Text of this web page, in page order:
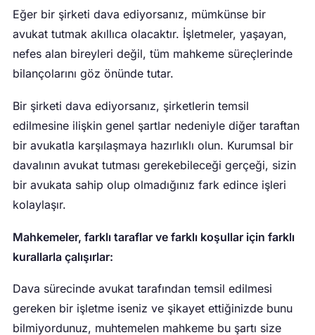
Eğer bir şirketi dava ediyorsanız, mümkünse bir
avukat tutmak akıllıca olacaktır. İşletmeler, yaşayan,
nefes alan bireyleri değil, tüm mahkeme süreçlerinde
bilançolarını göz önünde tutar.
Bir şirketi dava ediyorsanız, şirketlerin temsil
edilmesine ilişkin genel şartlar nedeniyle diğer taraftan
bir avukatla karşılaşmaya hazırlıklı olun. Kurumsal bir
davalının avukat tutması gerekebileceği gerçeği, sizin
bir avukata sahip olup olmadığınız fark edince işleri
kolaylaşır.
Mahkemeler, farklı taraflar ve farklı koşullar için farklı
kurallarla çalışırlar:
Dava sürecinde avukat tarafından temsil edilmesi
gereken bir işletme iseniz ve şikayet ettiğinizde bunu
bilmiyordunuz, muhtemelen mahkeme bu şartı size